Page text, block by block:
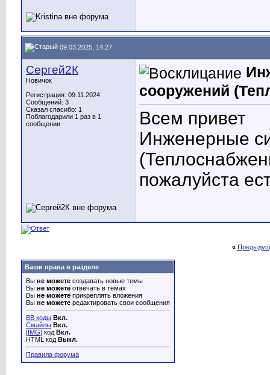
09.03.2025, 14:27
Сергей2К
Новичок
Регистрация: 09.11.2024
Сообщений: 3
Сказал спасибо: 1
Поблагодарили 1 раз в 1
сообщении
сооружений
Всем привет
Инженерные
пожалуйста
«
Ваши права в разделе
Вы не можете создавать новые темы
Вы не можете отвечать в темах
Вы не можете прикреплять вложения
Вы не можете редактировать свои сообщения
BB коды Вкл.
Смайлы Вкл.
[IMG] код Вкл.
HTML код Выкл.
Правила форума